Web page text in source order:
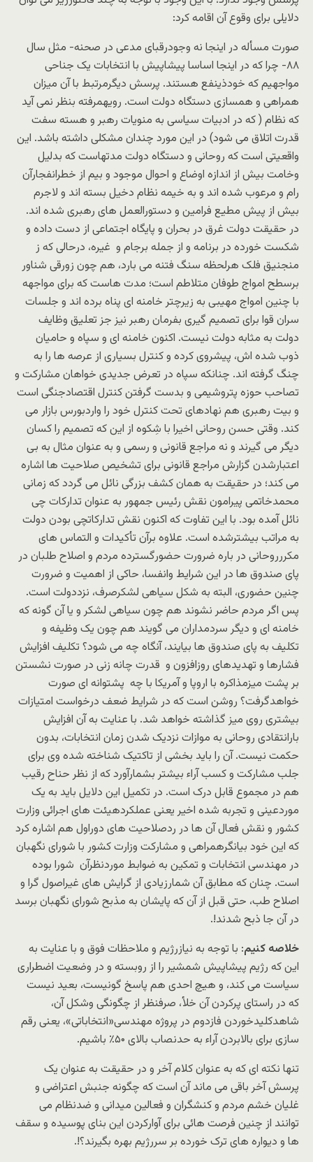
دلایلی برای وقوع آن اقامه کرد:
صورت مسأله در اینجا نه وجودرقبای مدعی در صحنه- مثل سال
۸۸- چرا که در اینجا اساسا پیشاپیش با انتخابات یک جناحی
مواجهیم که خودذینفع هستند. پرسش دیگرمرتبط با آن میزان
همراهی و همسازی دستگاه دولت است. رویهمرفته بنظر نمی آید
که نظام ( که در ادبیات سیاسی به منویات رهبر و هسته سفت
قدرت اتلاق می شود) در این مورد چندان مشکلی داشته باشد. این
واقعیتی است که روحانی و دستگاه دولت مدتهاست که بدلیل
وخامت بیش از اندازه اوضاع و احوال موجود و بیم از خطرانفجارآن
رام و مرعوب شده اند و به خیمه نظام دخیل بسته اند و لاجرم
بیش از پیش مطیع فرامین و دستورالعمل های رهبری شده اند.
در حقیقت دولت غرق در بحران و پایگاه اجتماعی از دست داده و
شکست خورده در برنامه و از جمله برجام و غیره، درحالی که ز
منجنیق فلک هرلحظه سنگ فتنه می بارد، هم چون زورقی شناور
برسطح امواج طوفان متلاطم است؛ مدت هاست که برای مواجهه
با چنین امواج مهیبی به زیرچتر خامنه ای پناه برده اند و جلسات
سران قوا برای تصمیم گیری بفرمان رهبر نیز جز تعلیق وظایف
دولت به مثابه دولت نیست. اکنون خامنه ای و سپاه و حامیان
ذوب شده اش، پیشروی کرده و کنترل بسیاری از عرصه ها را به
چنگ گرفته اند. چنانکه سپاه در تعرض جدیدی خواهان مشارکت و
تصاحب حوزه پتروشیمی و بدست گرفتن کنترل اقتصادجنگی است
و بیت رهبری هم نهادهای تحت کنترل خود را واردبورس بازار می
کند. وقتی حسن روحانی اخیرا با شِکوه از این که تصمیم را کسان
دیگر می گیرند و نه مراجع قانونی و رسمی و به عنوان مثال به بی
اعتبارشدن گزارش مراجع قانونی برای تشخیص صلاحیت ها اشاره
می کند؛ در حقیقت به همان کشف بزرگی نائل می گردد که زمانی
محمدخاتمی پیرامون نقش رئیس جمهور به عنوان تدارکات چی
نائل آمده بود. با این تفاوت که اکنون نقش تدارکاتچی بودن دولت
به مراتب بیشترشده است. علاوه برآن تأکیدات و التماس های
مکررروحانی در باره ضرورت حضورگسترده مردم و اصلاح طلبان در
پای صندوق ها در این شرایط وانفسا، حاکی از اهمیت و ضرورت
چنین حضوری،‌ البته به شکل سیاهی لشکرصرف، نزددولت است.
پس اگر مردم حاضر نشوند هم چون سیاهی لشکر و یا آن گونه که
خامنه ای و دیگر سردمداران می گویند هم چون یک وظیفه و
تکلیف به پای صندوق ها بیایند،‌ آنگاه چه می شود؟ تکلیف افزایش
فشارها و تهدیدهای روزافزون و قدرت چانه زنی در صورت نشستن
بر پشت میزمذاکره با اروپا و آمریکا با چه پشتوانه ای صورت
خواهدگرفت؟ روشن است که در شرایط ضعف درخواست امتیازات
بیشتری روی میز گذاشته خواهد شد. با عنایت به آن افزایش
بارانتقادی روحانی به موازات نزدیک شدن زمان انتخابات، بدون
حکمت نیست. آن را باید بخشی از تاکتیک شناخته شده وی برای
جلب مشارکت و کسب آراء بیشتر بشمارآورد که از نظر حناح رقیب
هم در مجموع قابل درک است. در تکمیل این دلایل باید به یک
موردعینی و تجربه شده اخیر یعنی عملکردهیئت های اجرائی وزارت
کشور و نقش فعال آن ها در ردصلاحیت های دوراول هم اشاره کرد
که این خود بیانگرهمراهی و مشارکت وزارت کشور با شورای نگهبان
در مهندسی انتخابات و تمکین به ضوابط موردنظرآن شورا بوده
است. چنان که مطابق آن شمارزیادی از گرایش های غیراصول گرا و
اصلاح طب، حتی قبل از آن که پایشان به مذبح شورای نگهبان برسد
در آن جا ذبح شدند!.
خلاصه کنیم: با توجه به نیازرژیم و ملاحظات فوق و با عنایت به
این که رژیم پیشاپیش شمشیر را از روبسته و در وضعیت اضطراری
سیاست می کند، و هیچ احدی هم پاسخ گونیست، بعید نیست
که در راستای پرکردن آن خلأ، صرفنظر از چگونگی وشکل آن،
شاهدکلیدخوردن فازدوم در پروژه مهندسی«انتخاباتی»، یعنی رقم
سازی برای بالابردن آراء به حدنصاب بالای ۵۰٪ باشیم.
تنها نکته ای که به عنوان کلام آخر و در حقیقت به عنوان یک
پرسش آخر باقی می ماند آن است که چگونه جنبش اعتراضی و
غلیان خشم مردم و کنشگران و فعالین میدانی و ضدنظام می
توانند از چنین فرصت هائی برای آوارکردن این بنای پوسیده و سقف
ها و دیواره های ترک خورده بر سررژیم بهره بگیرند؟!.